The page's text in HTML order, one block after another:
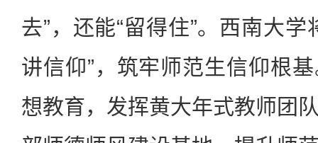
去”，还能“留得住”。西南大
讲信仰”，筑牢师范生信仰根
想教育，发挥黄大年式教师团